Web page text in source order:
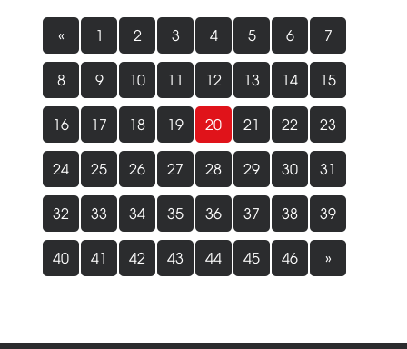
« 1 2 3 4 5 6 7
8 9 10 11 12 13 14 15
16 17 18 19 20 21 22 23
24 25 26 27 28 29 30 31
32 33 34 35 36 37 38 39
40 41 42 43 44 45 46 »